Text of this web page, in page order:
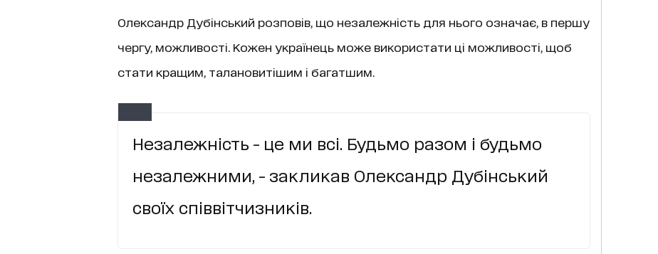
Олександр Дубінський розповів, що незалежність для нього означає, в першу
чергу, можливості. Кожен українець може використати ці можливості, щоб
стати кращим, талановитішим і багатшим.
Незалежність - це ми всі. Будьмо разом і будьмо
незалежними, - закликав Олександр Дубінський
своїх співвітчизників.